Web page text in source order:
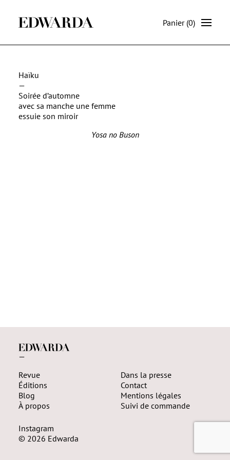
Panier (0)
Haïku
—
Soirée d’automne
avec sa manche une femme
essuie son miroir
Yosa no Buson
—
Revue
Éditions
Blog
À propos
Dans la presse
Contact
Mentions légales
Suivi de commande
Instagram
© 2026 Edwarda